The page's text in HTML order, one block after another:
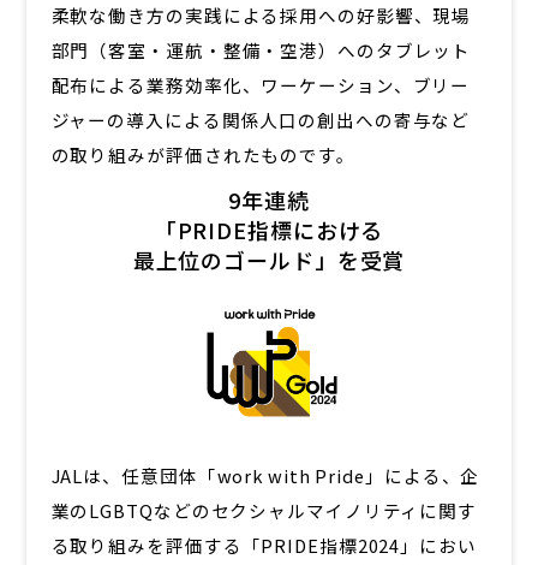
柔軟な働き方の実践による採用への好影響、現場
部門（客室・運航・整備・空港）へのタブレット
配布による業務効率化、ワーケーション、ブリー
ジャーの導入による関係人口の創出への寄与など
の取り組みが評価されたものです。
9年連続
「PRIDE指標における
最上位のゴールド」を受賞
JALは、任意団体「work with Pride」による、企
業のLGBTQなどのセクシャルマイノリティに関す
る取り組みを評価する「PRIDE指標2024」におい